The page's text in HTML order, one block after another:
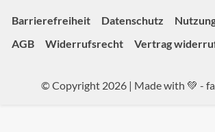
Barrierefreiheit Datenschutz
AGB
Widerrufsrecht Vertrag
© Copyright 2026 | Made with 💚 -